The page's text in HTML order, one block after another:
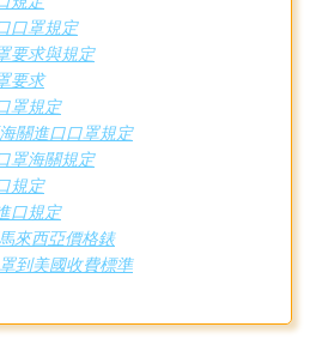
口罩規定
要求與規定
要求
罩規定
關進口口罩規定
罩海關規定
規定
口規定
來西亞價格錶
到美國收費標準